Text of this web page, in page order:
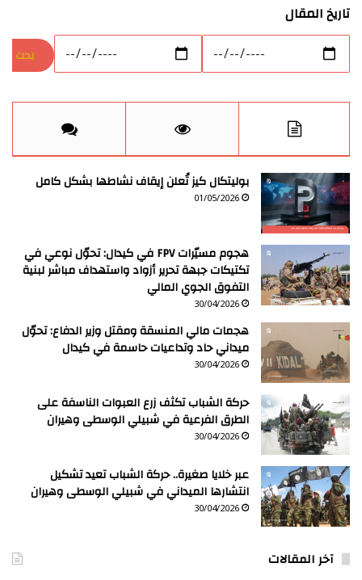
تاريخ المقال
بوليتكال كيز تُعلن إيقاف نشاطها بشكل كامل
01/05/2026
هجوم مسيّرات FPV في كيدال: تحوّل نوعي في
تكتيكات جبهة تحرير أزواد واستهداف مباشر لبنية
التفوق الجوي المالي
30/04/2026
هجمات مالي المنسقة ومقتل وزير الدفاع: تحوّل
ميداني حاد وتداعيات حاسمة في كيدال
30/04/2026
حركة الشباب تكثف زرع العبوات الناسفة على
الطرق الفرعية في شبيلي الوسطى وهيران
30/04/2026
عبر خلايا صغيرة.. حركة الشباب تعيد تشكيل
انتشارها الميداني في شبيلي الوسطى وهيران
30/04/2026
آخر المقالات